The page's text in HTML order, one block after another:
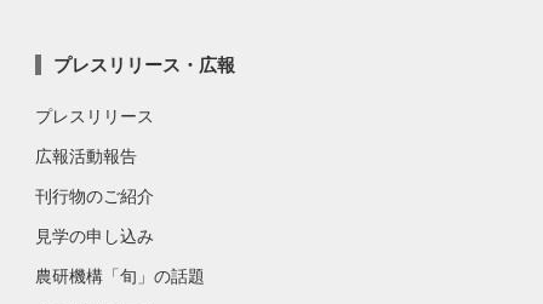
プレスリリース・広報
プレスリリース
広報活動報告
刊行物のご紹介
見学の申し込み
農研機構「旬」の話題